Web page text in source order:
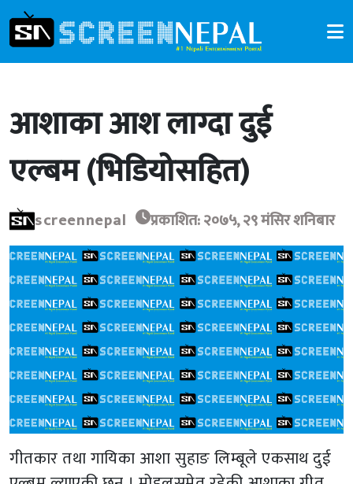
आशाका आश लाग्दा दुई
एल्बम (भिडियोसहित)
screennepal प्रकाशित: २०७५, २९ मंसिर शनिबार
गीतकार तथा गायिका आशा सुहाङ लिम्बूले एकसाथ दुई